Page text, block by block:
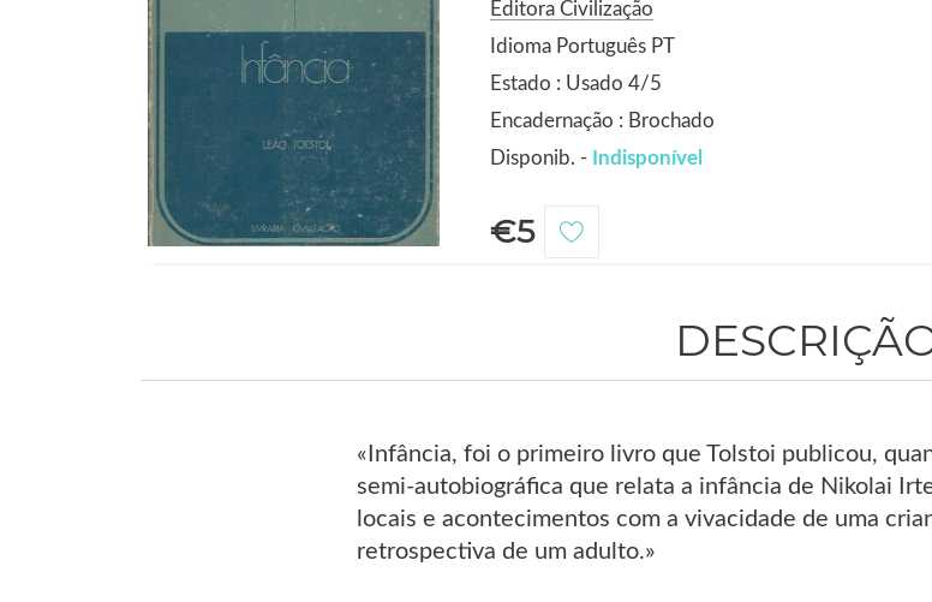
Editora Civilização
Idioma Português PT
Estado : Usado 4/5
Encadernação : Brochado
Disponib. - Indisponível
€5
«Infância, foi o primeiro livro que Tolstoi publicou,
semi-autobiográfica que relata a infância de Nikolai
locais e acontecimentos com a vivacidade de uma
retrospectiva de um adulto.»